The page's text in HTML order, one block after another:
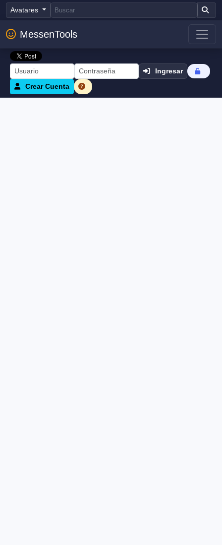
Avatares
MessenTools
Ingresar
Crear Cuenta